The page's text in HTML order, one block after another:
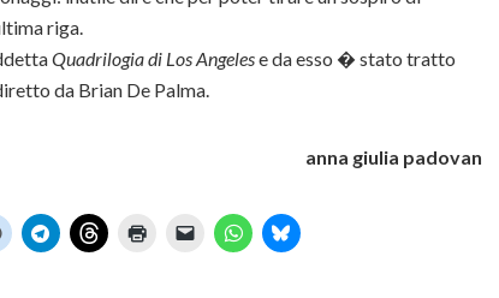
riga.
Quadrilogia di Los Angelese da esso � stato tratto
da Brian De Palma.
anna giulia padovan